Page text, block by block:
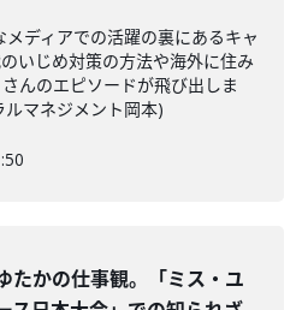
ディアでの活躍の裏にあるキャ
いじめ対策の方法や海外に住み
んのエピソードが飛び出しま
マネジメント岡本)
たかの仕事観。「ミス・ユ